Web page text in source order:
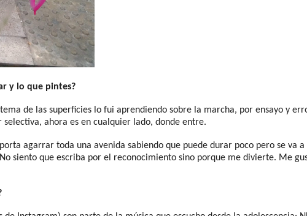
y lo que pintes?
de las superficies lo fui aprendiendo sobre la marcha, por ensayo y
ahora es en cualquier lado, donde entre.
agarrar toda una avenida sabiendo que puede durar poco pero se va
siento que escriba por el reconocimiento sino porque me divierte. Me